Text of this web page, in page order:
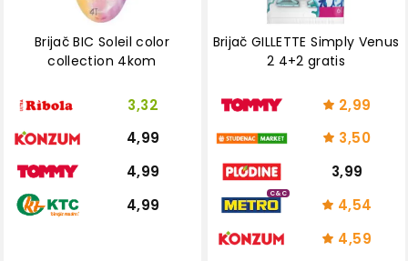
Brijač BIC Soleil color
collection 4kom
3,32
4,99
4,99
4,99
Brijač GILLETTE Simply Venus
2 4+2 gratis
2,99
3,50
3,99
C&C
4,54
4,59